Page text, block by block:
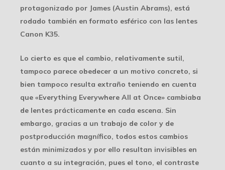
protagonizado por James (Austin Abrams), está
rodado también en formato esférico con las lentes
Canon K35.
Lo cierto es que el cambio, relativamente sutil,
tampoco parece obedecer a un motivo concreto, si
bien tampoco resulta extraño teniendo en cuenta
que «Everything Everywhere All at Once» cambiaba
de lentes prácticamente en cada escena. Sin
embargo, gracias a un trabajo de color y de
postproducción magnífico, todos estos cambios
están minimizados y por ello resultan invisibles en
cuanto a su integración, pues el tono, el contraste